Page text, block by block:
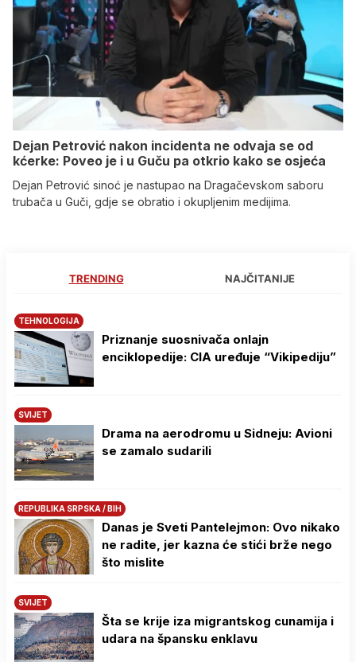
Dejan Petrović nakon incidenta ne odvaja se od
kćerke: Poveo je i u Guču pa otkrio kako se osjeća
Dejan Petrović sinoć je nastupao na Dragačevskom saboru
trubača u Guči, gdje se obratio i okupljenim medijima.
TRENDING NAJČITANIJE
TEHNOLOGIJA
Priznanje suosnivača onlajn
enciklopedije: CIA uređuje “Vikipediju”
SVIJET
Drama na aerodromu u Sidneju: Avioni
se zamalo sudarili
REPUBLIKA SRPSKA / BIH
Danas je Sveti Pantelejmon: Ovo nikako
ne radite, jer kazna će stići brže nego
što mislite
SVIJET
Šta se krije iza migrantskog cunamija i
udara na špansku enklavu